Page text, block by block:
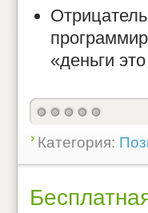
«деньги
Категория: